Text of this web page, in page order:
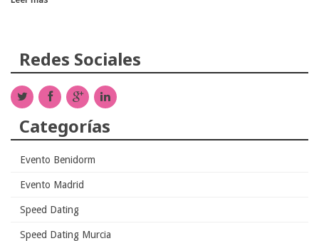
Redes Sociales
Categorías
Evento Benidorm
Evento Madrid
Speed Dating
Speed Dating Murcia